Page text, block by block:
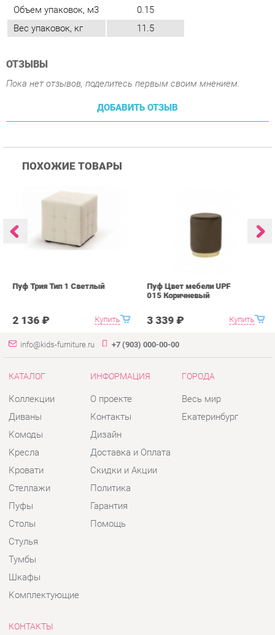
Пока нет отзывов, поделитесь первым своим мнением.
ДОБАВИТЬ ОТЗЫВ
ПОХОЖИЕ ТОВАРЫ
Купить
Пуф Трия Тип 1 Светлый
2 136 ₽
КАТАЛОГ
Диваны
Комоды
Кресла
Кровати
Стеллажи
Пуфы
Столы
ИНФОРМАЦИЯ
Контакты
Дизайн
Доставка и Оплата
Скидки и Акции
Политика
Гарантия
Помощь
ГОРОДА
Екатеринбург
КОНТАКТЫ
Шоурум и склад самовывоза
Адрес: г. Екатеринбург, пер.
Базовый, 47
Телефон: +7 (903) 000-00-00